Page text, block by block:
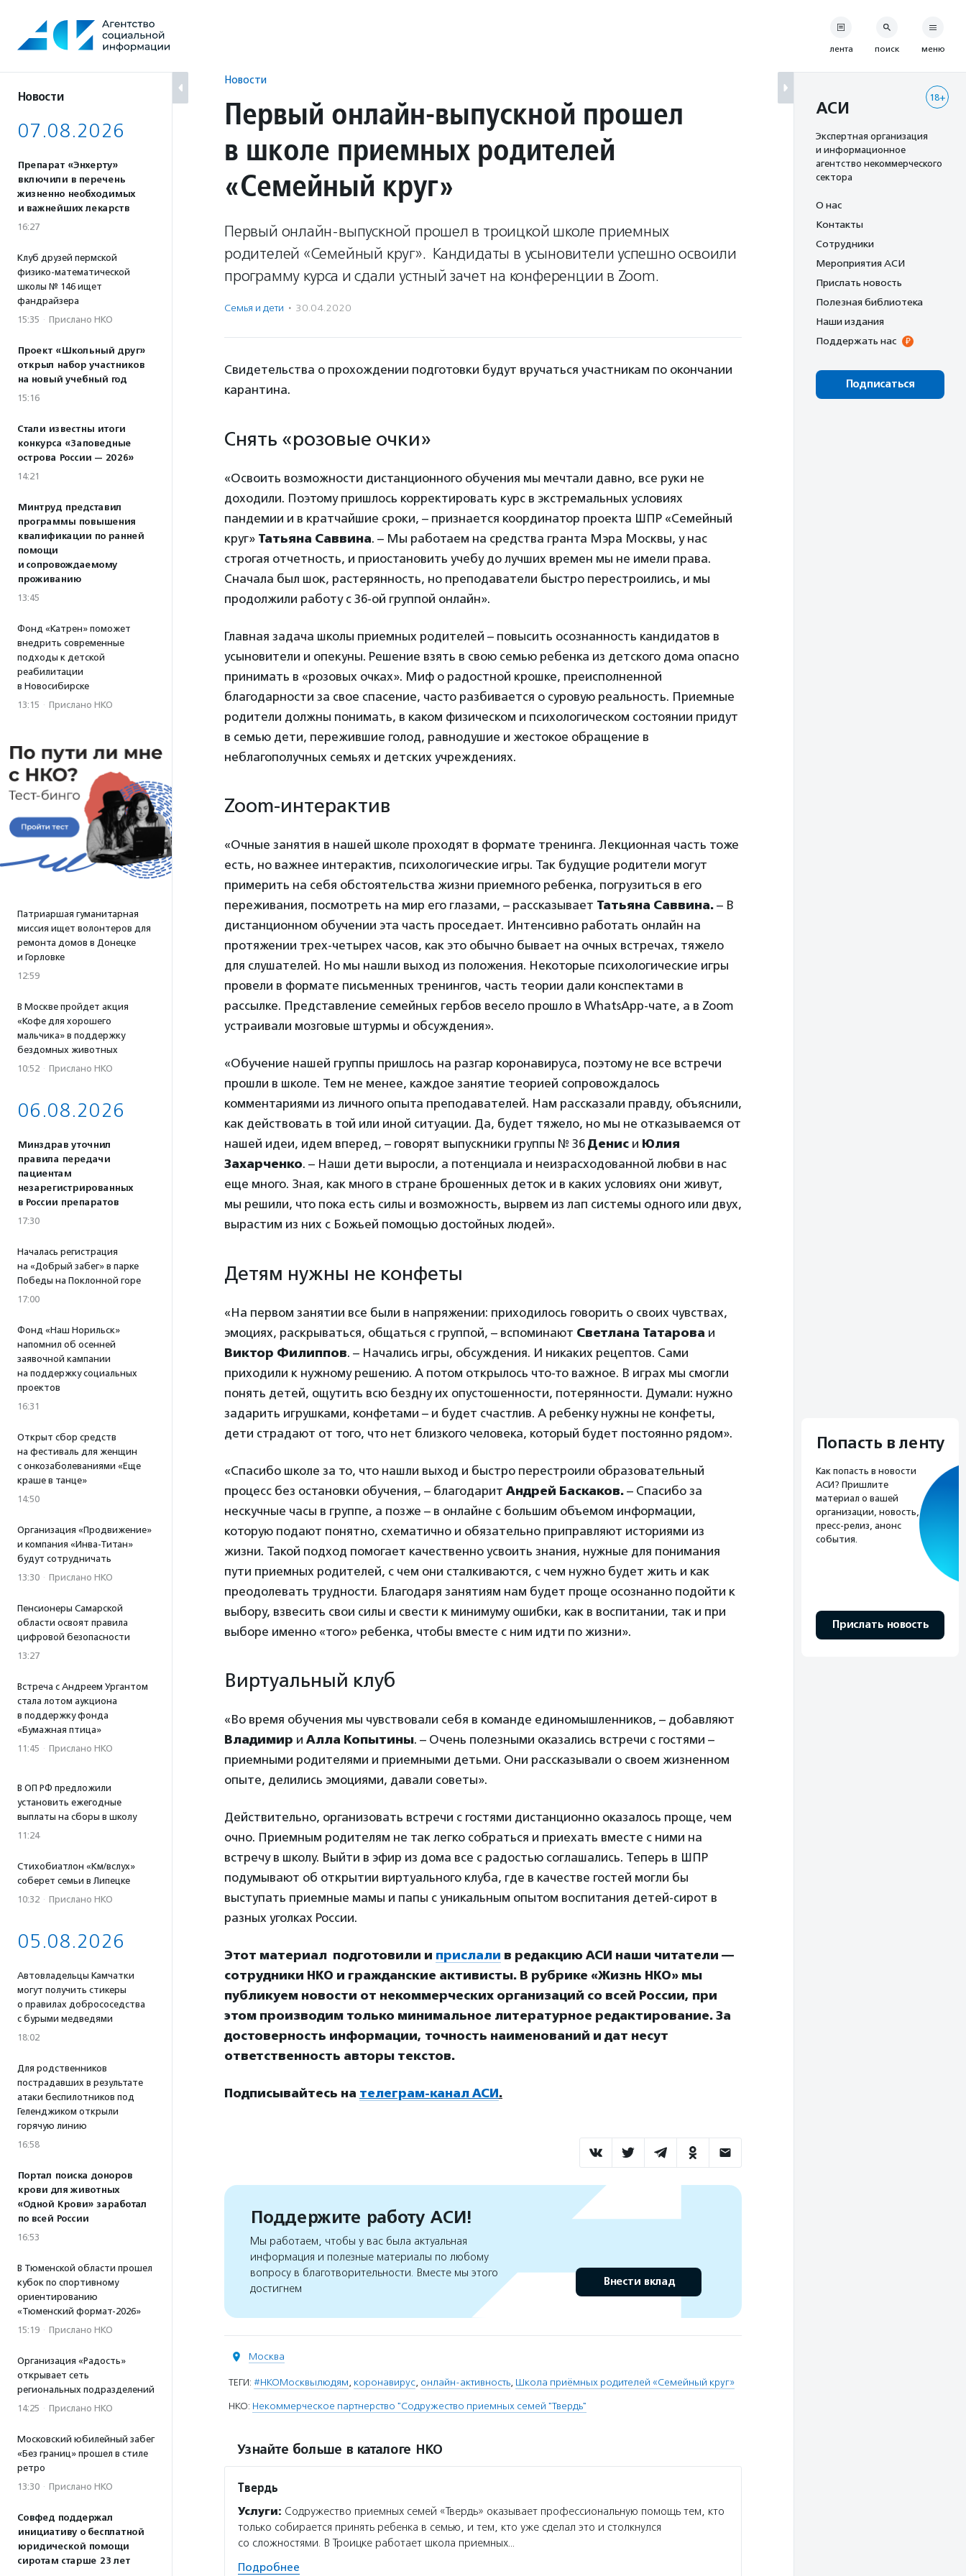
содержанию
Новости
07.08.2026
Препарат «Энхерту»
включили в перечень
жизненно необходимых
и важнейших лекарств
16:27
Клуб друзей пермской
физико-математической
школы № 146 ищет
фандрайзера
15:35 · Прислано НКО
Проект «Школьный друг»
открыл набор участников
на новый учебный год
15:16
Стали известны итоги
конкурса «Заповедные
острова России — 2026»
14:21
Минтруд представил
программы повышения
квалификации по ранней
помощи
и сопровождаемому
проживанию
13:45
Фонд «Катрен» поможет
внедрить современные
подходы к детской
реабилитации
в Новосибирске
13:15 · Прислано НКО
Патриаршая гуманитарная
миссия ищет волонтеров для
ремонта домов в Донецке
и Горловке
12:59
В Москве пройдет акция
«Кофе для хорошего
мальчика» в поддержку
бездомных животных
10:52 · Прислано НКО
06.08.2026
Минздрав уточнил
правила передачи
пациентам
незарегистрированных
в России препаратов
17:30
Началась регистрация
на «Добрый забег» в парке
Победы на Поклонной горе
17:00
Фонд «Наш Норильск»
напомнил об осенней
заявочной кампании
на поддержку социальных
проектов
16:31
Открыт сбор средств
на фестиваль для женщин
с онкозаболеваниями «Еще
краше в танце»
14:50
Организация «Продвижение»
и компания «Инва-Титан»
будут сотрудничать
13:30 · Прислано НКО
Пенсионеры Самарской
области освоят правила
цифровой безопасности
13:27
Встреча с Андреем Ургантом
стала лотом аукциона
в поддержку фонда
«Бумажная птица»
11:45 · Прислано НКО
В ОП РФ предложили
установить ежегодные
выплаты на сборы в школу
11:24
Стихобиатлон «Км/вслух»
соберет семьи в Липецке
10:32 · Прислано НКО
05.08.2026
Автовладельцы Камчатки
могут получить стикеры
о правилах добрососедства
с бурыми медведями
18:02
Для родственников
пострадавших в результате
атаки беспилотников под
Геленджиком открыли
горячую линию
16:58
Портал поиска доноров
крови для животных
«Одной Крови» заработал
по всей России
16:53
В Тюменской области прошел
кубок по спортивному
ориентированию
«Тюменский формат-2026»
15:19 · Прислано НКО
Организация «Радость»
открывает сеть
региональных подразделений
14:25 · Прислано НКО
Московский юбилейный забег
«Без границ» прошел в стиле
ретро
13:30 · Прислано НКО
Совфед поддержал
инициативу о бесплатной
юридической помощи
сиротам старше 23 лет
Новости
Первый онлайн-выпускной прошел
в школе приемных родителей
«Семейный круг»
Первый онлайн-выпускной прошел в троицкой школе приемных
родителей «Семейный круг». Кандидаты в усыновители успешно освоили
программу курса и сдали устный зачет на конференции в Zoom.
Семья и дети · 30.04.2020
Свидетельства о прохождении подготовки будут вручаться участникам по окончании
карантина.
Снять «розовые очки»
«Освоить возможности дистанционного обучения мы мечтали давно, все руки не
доходили. Поэтому пришлось корректировать курс в экстремальных условиях
пандемии и в кратчайшие сроки, – признается координатор проекта ШПР «Семейный
круг» Татьяна Саввина. – Мы работаем на средства гранта Мэра Москвы, у нас
строгая отчетность, и приостановить учебу до лучших времен мы не имели права.
Сначала был шок, растерянность, но преподаватели быстро перестроились, и мы
продолжили работу с 36-ой группой онлайн».
Главная задача школы приемных родителей – повысить осознанность кандидатов в
усыновители и опекуны. Решение взять в свою семью ребенка из детского дома опасно
принимать в «розовых очках». Миф о радостной крошке, преисполненной
благодарности за свое спасение, часто разбивается о суровую реальность. Приемные
родители должны понимать, в каком физическом и психологическом состоянии придут
в семью дети, пережившие голод, равнодушие и жестокое обращение в
неблагополучных семьях и детских учреждениях.
Zoom-интерактив
«Очные занятия в нашей школе проходят в формате тренинга. Лекционная часть тоже
есть, но важнее интерактив, психологические игры. Так будущие родители могут
примерить на себя обстоятельства жизни приемного ребенка, погрузиться в его
переживания, посмотреть на мир его глазами, – рассказывает Татьяна Саввина. – В
дистанционном обучении эта часть проседает. Интенсивно работать онлайн на
протяжении трех-четырех часов, как это обычно бывает на очных встречах, тяжело
для слушателей. Но мы нашли выход из положения. Некоторые психологические игры
провели в формате письменных тренингов, часть теории дали конспектами в
рассылке. Представление семейных гербов весело прошло в WhatsApp-чате, а в Zoom
устраивали мозговые штурмы и обсуждения».
«Обучение нашей группы пришлось на разгар коронавируса, поэтому не все встречи
прошли в школе. Тем не менее, каждое занятие теорией сопровождалось
комментариями из личного опыта преподавателей. Нам рассказали правду, объяснили,
как действовать в той или иной ситуации. Да, будет тяжело, но мы не отказываемся от
нашей идеи, идем вперед, – говорят выпускники группы № 36 Денис и Юлия
Захарченко. – Наши дети выросли, а потенциала и неизрасходованной любви в нас
еще много. Зная, как много в стране брошенных деток и в каких условиях они живут,
мы решили, что пока есть силы и возможность, вырвем из лап системы одного или двух,
вырастим из них с Божьей помощью достойных людей».
Детям нужны не конфеты
«На первом занятии все были в напряжении: приходилось говорить о своих чувствах,
эмоциях, раскрываться, общаться с группой, – вспоминают Светлана Татарова и
Виктор Филиппов. – Начались игры, обсуждения. И никаких рецептов. Сами
приходили к нужному решению. А потом открылось что-то важное. В играх мы смогли
понять детей, ощутить всю бездну их опустошенности, потерянности. Думали: нужно
задарить игрушками, конфетами – и будет счастлив. А ребенку нужны не конфеты,
дети страдают от того, что нет близкого человека, который будет постоянно рядом».
«Спасибо школе за то, что нашли выход и быстро перестроили образовательный
процесс без остановки обучения, – благодарит Андрей Баскаков. – Спасибо за
нескучные часы в группе, а позже – в онлайне с большим объемом информации,
которую подают понятно, схематично и обязательно приправляют историями из
жизни. Такой подход помогает качественно усвоить знания, нужные для понимания
пути приемных родителей, с чем они сталкиваются, с чем нужно будет жить и как
преодолевать трудности. Благодаря занятиям нам будет проще осознанно подойти к
выбору, взвесить свои силы и свести к минимуму ошибки, как в воспитании, так и при
выборе именно «того» ребенка, чтобы вместе с ним идти по жизни».
Виртуальный клуб
«Во время обучения мы чувствовали себя в команде единомышленников, – добавляют
Владимир и Алла Копытины. – Очень полезными оказались встречи с гостями –
приемными родителями и приемными детьми. Они рассказывали о своем жизненном
опыте, делились эмоциями, давали советы».
Действительно, организовать встречи с гостями дистанционно оказалось проще, чем
очно. Приемным родителям не так легко собраться и приехать вместе с ними на
встречу в школу. Выйти в эфир из дома все с радостью соглашались. Теперь в ШПР
подумывают об открытии виртуального клуба, где в качестве гостей могли бы
выступать приемные мамы и папы с уникальным опытом воспитания детей-сирот в
разных уголках России.
Этот материал подготовили и прислали в редакцию АСИ наши читатели —
сотрудники НКО и гражданские активисты. В рубрике «Жизнь НКО» мы
публикуем новости от некоммерческих организаций со всей России, при
этом производим только минимальное литературное редактирование. За
достоверность информации, точность наименований и дат несут
ответственность авторы текстов.
Подписывайтесь на телеграм-канал АСИ.
Поддержите работу АСИ!
Мы работаем, чтобы у вас была актуальная
информация и полезные материалы по любому
вопросу в благотворительности. Вместе мы этого
достигнем
Внести вклад
Москва
ТЕГИ: #НКОМосквылюдям, коронавирус, онлайн-активность, Школа приёмных родителей «Семейный круг»
НКО: Некоммерческое партнерство "Содружество приемных семей "Твердь"
Узнайте больше в каталоге НКО
Твердь
Услуги: Содружество приемных семей «Твердь» оказывает профессиональную помощь тем, кто
только собирается принять ребенка в семью, и тем, кто уже сделал это и столкнулся
со сложностями. В Троицке работает школа приемных…
Подробнее
лента поиск меню
18+
АСИ
Экспертная организация
и информационное
агентство некоммерческого
сектора
О нас
Контакты
Сотрудники
Мероприятия АСИ
Прислать новость
Полезная библиотека
Наши издания
Поддержать нас
Подписаться
Попасть в ленту
Как попасть в новости
АСИ? Пришлите
материал о вашей
организации, новость,
пресс-релиз, анонс
события.
Прислать новость